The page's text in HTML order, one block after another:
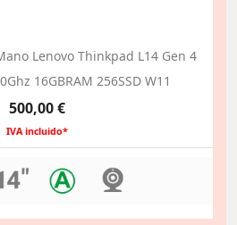
Lenovo Thinkpad L14 Gen 4
16GBRAM 256SSD W11
Precio
500,00 €
IVA incluido*